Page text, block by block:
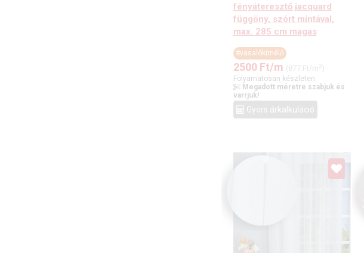
fényáteresztő jacquard
függöny, szórt mintával,
max. 285 cm magas
#vasalókímélő
2500 Ft/m (877 Ft/m )
Folyamatosan készleten.
Megadott méretre szabjuk és
varrjuk!
Gyors árkalkuláció